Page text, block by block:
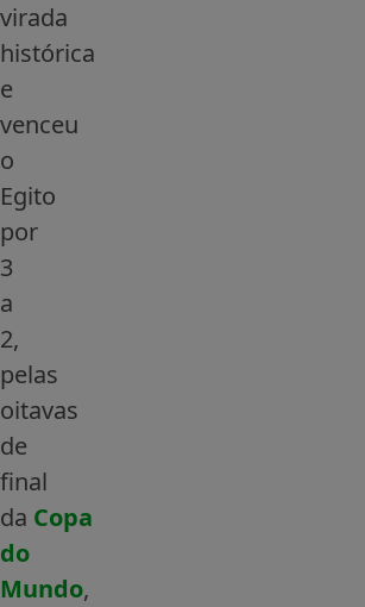
virada
histórica
e
venceu
o
Egito
por
3
a
2,
pelas
oitavas
de
final
da Copa
do
Mundo,